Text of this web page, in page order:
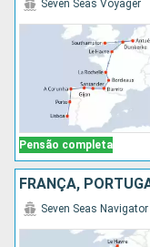
Pensão completa
Seven Seas Voyager
Seven Seas Navigator